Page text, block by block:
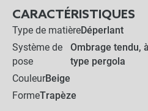
CARACTÉRISTIQUES
Type de matièreDéperlant
Système de
pose
Ombrage tendu,
type pergola
CouleurBeige
FormeTrapèze